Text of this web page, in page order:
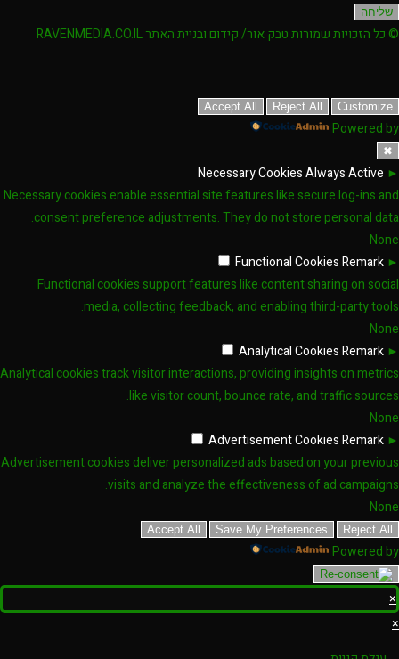
שליחה
© כל הזכויות שמורות טבק אור/ קידום ובניית האתר RAVENMEDIA.CO.IL
Customize
Reject All
Accept All
Powered by
✖
►
Necessary CookiesAlways Active
Necessary cookies enable essential site features like secure log-ins and
consent preference adjustments. They do not store personal data.
None
►
Functional CookiesRemark
Functional cookies support features like content sharing on social
media, collecting feedback, and enabling third-party tools.
None
►
Analytical CookiesRemark
Analytical cookies track visitor interactions, providing insights on metrics
like visitor count, bounce rate, and traffic sources.
None
►
Advertisement CookiesRemark
Advertisement cookies deliver personalized ads based on your previous
visits and analyze the effectiveness of ad campaigns.
None
Reject All
Save My Preferences
Accept All
Powered by
×
×